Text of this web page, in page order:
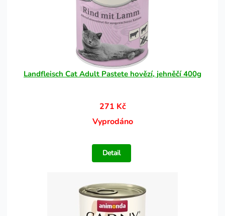
Landfleisch Cat Adult Pastete hovězí, jehněčí 400g
271 Kč
Vyprodáno
Detail